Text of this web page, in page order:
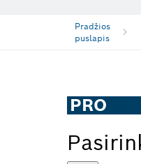
Pradžios
puslapis
PRO